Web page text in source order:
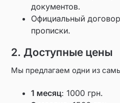
документов.
Официальный
прописки.
2. Доступные цены
Мы предлагаем одни из
1 месяц: 1000 грн.